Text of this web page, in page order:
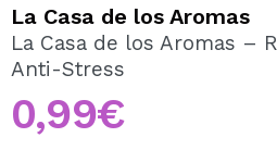
REGISTRIEREN
Durch die Erstellung eines
können Sie Ihre Einkäufe
Bestellungen überprüfen und
einsehen.
La Casa de los Aromas
La Casa de los Aromas –
Anti-Stress
0,99€